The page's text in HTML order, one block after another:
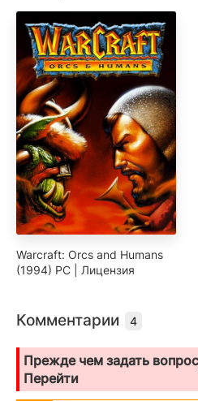
Warcraft: Orcs and Humans
(1994) PC | Лицензия
Комментарии 4
Прежде чем задать
Перейти